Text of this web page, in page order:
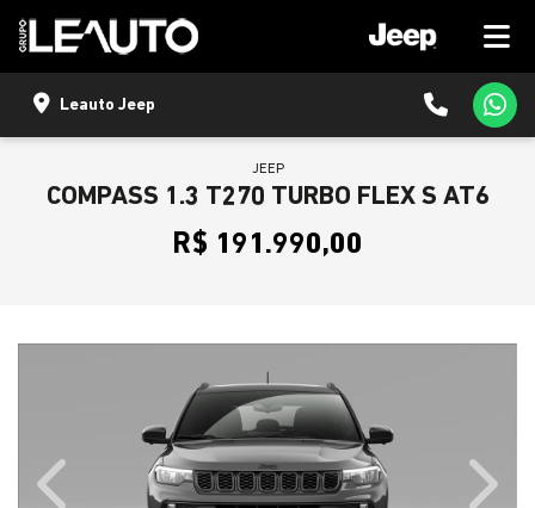
Leauto Jeep
JEEP
COMPASS 1.3 T270 TURBO FLEX S AT6
R$ 191.990,00
Previous Next